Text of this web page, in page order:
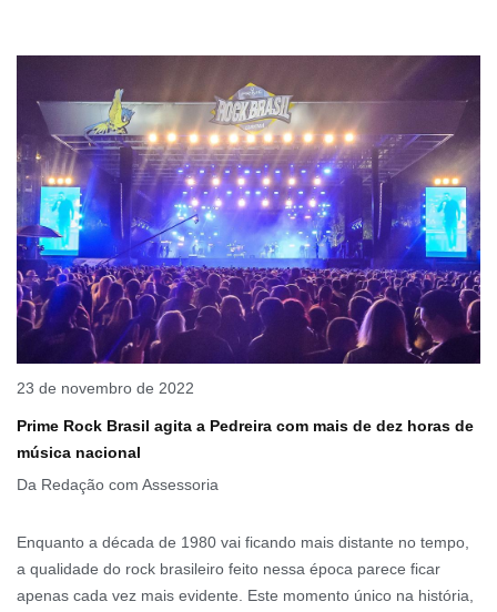
23 de novembro de 2022
Prime Rock Brasil agita a Pedreira com mais de dez horas de
música nacional
Da Redação com Assessoria
Enquanto a década de 1980 vai ficando mais distante no tempo,
a qualidade do rock brasileiro feito nessa época parece ficar
apenas cada vez mais evidente. Este momento único na história,